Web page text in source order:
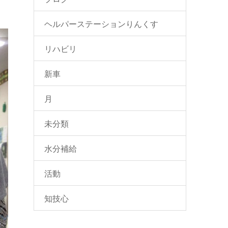
ヘルパーステーションりんくす
リハビリ
新車
月
未分類
水分補給
活動
知技心